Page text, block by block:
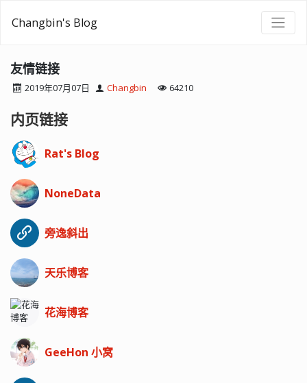
Changbin's Blog
友情链接
2019年07月07日 Changbin 64210
内页链接
Rat's Blog
NoneData
旁逸斜出
天乐博客
花海博客
GeeHon 小窝